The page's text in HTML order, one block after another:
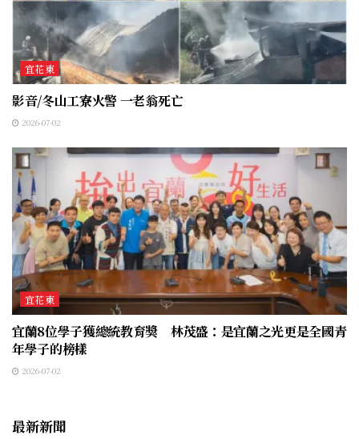
宜花東
影音/冬山工寮火警 一老翁死亡
2026-07-02
宜花東
宜蘭8位學子獲總統教育獎 林茂盛：是宜蘭之光更是全國青
年學子的榜樣
2026-07-02
最新新聞